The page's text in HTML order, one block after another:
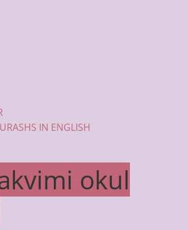
IN ENGLISH
okul